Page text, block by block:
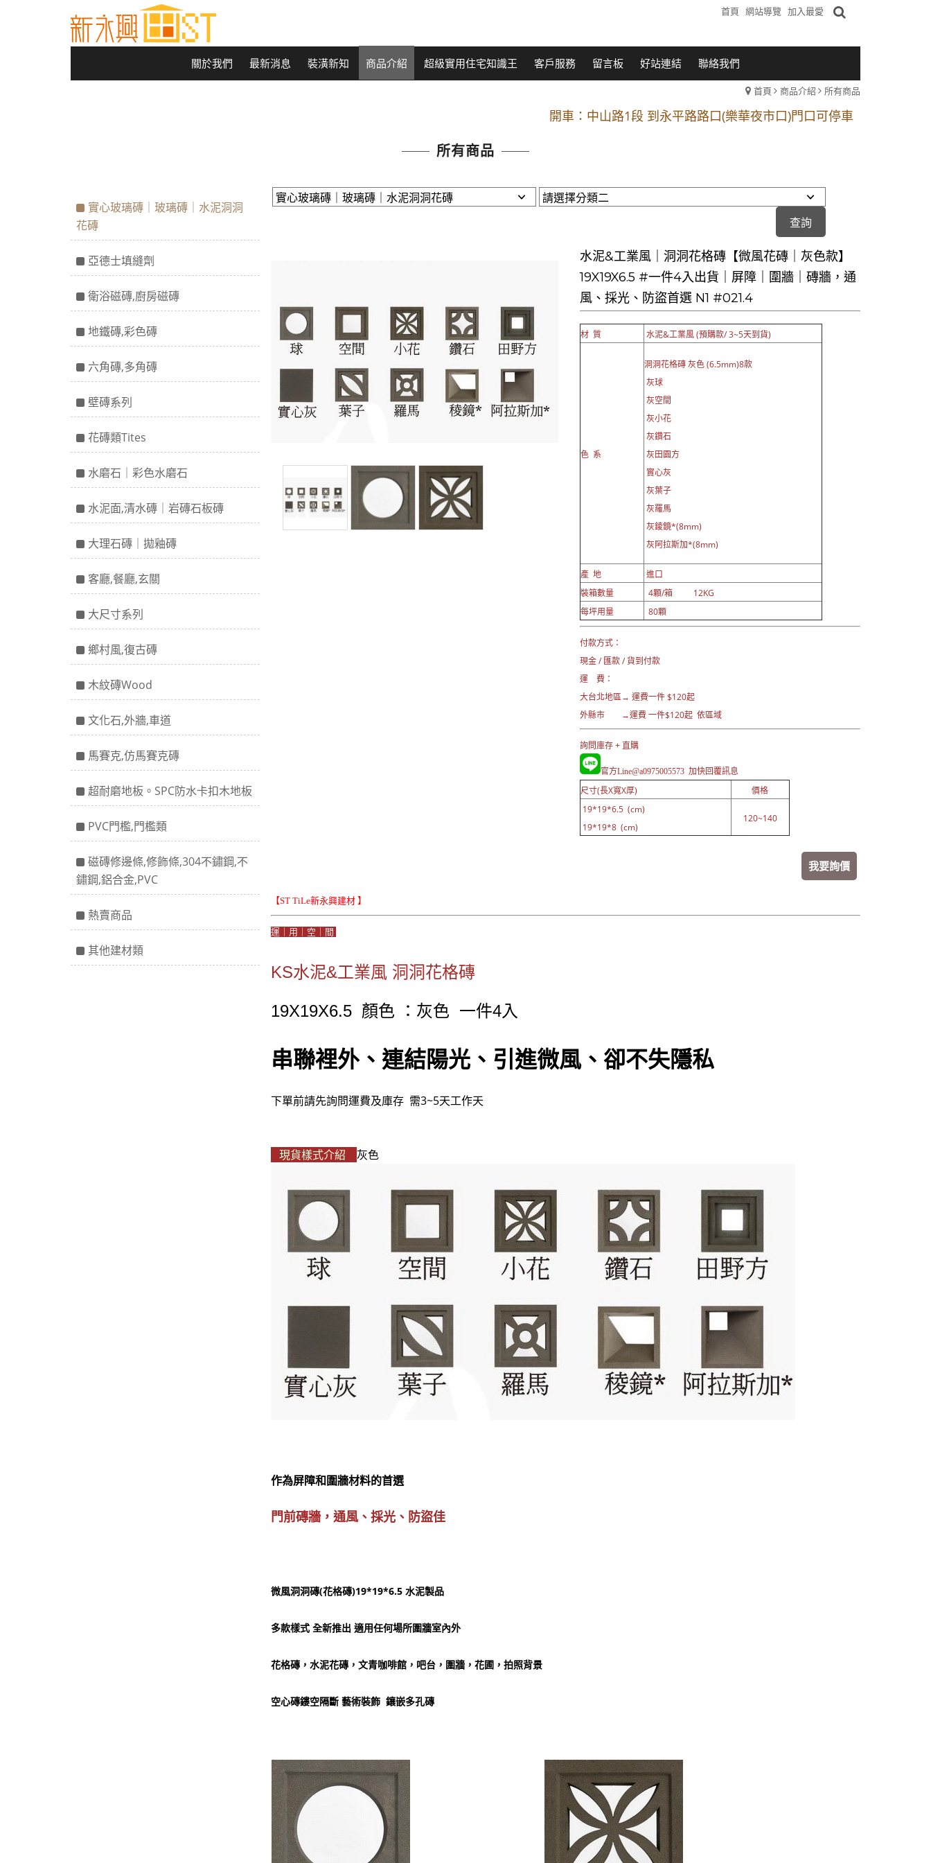
首頁 網站導覽 加入最愛
關於我們 最新消息 裝潢新知 商品介紹 超級實用住宅知識王 客戶服務 留言板 好站連結 聯絡我們
首頁 商品介紹 所有商品
開車：中山路1段 到永平路路口(樂華夜市口)門口可停車
捷運： 中和線【頂溪站 2 號出口】往中山路1段139號約10分鐘
原Line已滿 無法加Line好友 請親愛的客戶加入 LINE官方帳號@a0975005573
捷運： 中和線【頂溪站 2 號出口】往中山路1段139號約10分鐘
原Line已滿 無法加Line好友 請親愛的客戶加入 LINE官方帳號@a0975005573
所有商品
實心玻璃磚｜玻璃磚｜水泥洞洞
花磚
亞德士填縫劑
衛浴磁磚,廚房磁磚
地鐵磚,彩色磚
六角磚,多角磚
壁磚系列
花磚類Tites
水磨石｜彩色水磨石
水泥面,清水磚｜岩磚石板磚
大理石磚｜拋釉磚
客廳,餐廳,玄關
大尺寸系列
鄉村風,復古磚
木紋磚Wood
文化石,外牆,車道
馬賽克,仿馬賽克磚
超耐磨地板。SPC防水卡扣木地板
PVC門檻,門檻類
磁磚修邊條,修飾條,304不鏽鋼,不
鏽鋼,鋁合金,PVC
熱賣商品
其他建材類
水泥&工業風｜洞洞花格磚【微風花磚｜灰色款】
19X19X6.5 #一件4入出貨｜屏障｜圍牆｜磚牆，通
風、採光、防盜首選 N1 #021.4
材 質 水泥&工業風 (預購款/ 3~5天到貨)
色 系
洞洞花格磚 灰色 (6.5mm)8款
灰球
灰空間
灰小花
灰鑽石
灰田園方
實心灰
灰葉子
灰羅馬
灰錂鏡*(8mm)
灰阿拉斯加*(8mm)
產 地
進口
裝箱數量
4顆/箱 12KG
每坪用量
80顆
付款方式：
現金 / 匯款 / 貨到付款
運 費：
大台北地區→ 運費一件 $120起
外縣市 →運費 一件$120起 依區域
詢問庫存 + 直購
官方Line@a0975005573 加快回覆訊息
尺寸(長X寬X厚)
價格
19*19*6.5 (cm)
19*19*8 (cm)
120~140
我要詢價
【ST TiLe新永興建材 】
運｜用｜空｜間
KS水泥&工業風 洞洞花格磚
19X19X6.5 顏色 ：灰色 一件4入
串聯裡外、連結陽光、引進微風、卻不失隱私
下單前請先詢問運費及庫存 需3~5天工作天
現貨樣式介紹灰色
作為屏障和圍牆材料的首選
門前磚牆，通風、採光、防盜佳
微風洞洞磚(花格磚)19*19*6.5 水泥製品
多款樣式 全新推出 適用任何場所圍牆室內外
花格磚，水泥花磚，文青咖啡館，吧台，圍牆，花圃，拍照背景
空心磚鏤空隔斷 藝術裝飾 鑲嵌多孔磚